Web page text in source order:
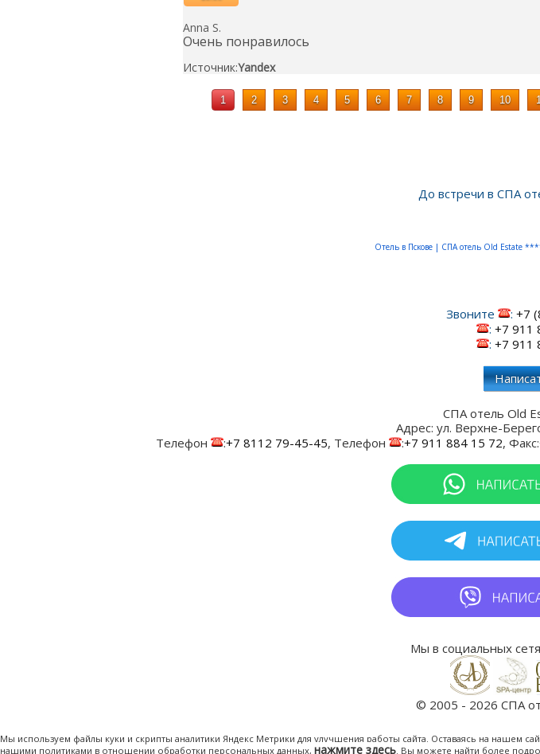
Anna S.
Очень понравилось
Источник:Yandex
1 2 3 4 5 6 7 8 9 10
До встречи в СПА
Отель в Пскове | СПА отель Old Estate
Звоните : +7
: +7 911
: +7 911
СПА отель Old
Адрес: ул. Верхне-
Телефон
:+7 8112 79-45-45, Телефон :+7 911 884 15 72, Факс:
Мы в социальных
© 2005 - 2026 СПА
Мы используем файлы куки и скрипты аналитики Яндекс Метрики для улучшения работы сайта. Оставаясь на нашем
нашими политиками в отношении обработки персональных данных, нажмите здесь . Вы можете найти более